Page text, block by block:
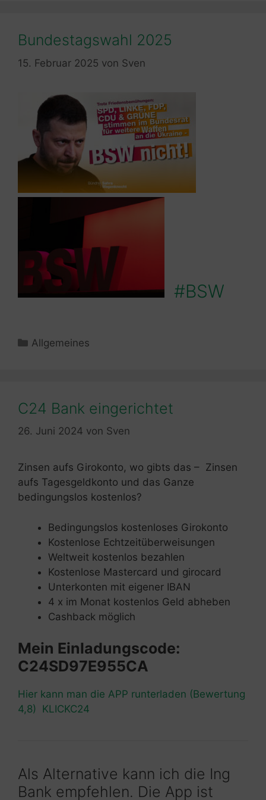
Bundestagswahl 2025
15. Februar 2025 von Sven
#BSW
Kategorien
Allgemeines
C24 Bank eingerichtet
26. Juni 2024 von Sven
Zinsen aufs Girokonto, wo gibts das – Zinsen
aufs Tagesgeldkonto und das Ganze
bedingungslos kostenlos?
Bedingungslos kostenloses Girokonto
Kostenlose Echtzeitüberweisungen
Weltweit kostenlos bezahlen
Kostenlose Mastercard und girocard
Unterkonten mit eigener IBAN
4 x im Monat kostenlos Geld abheben
Cashback möglich
Mein Einladungscode:
C24SD97E955CA
Hier kann man die APP runterladen (Bewertung
4,8) KLICKC24
Als Alternative kann ich die Ing
Bank empfehlen. Die App ist